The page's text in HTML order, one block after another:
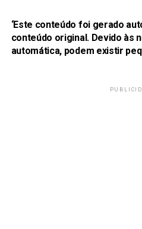
‘Este conteúdo foi gerado
conteúdo original. Devido às
automática, podem existir